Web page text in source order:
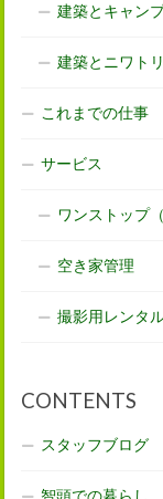
建築とキャン
建築とニワトリ
これまでの仕事
サービス
ワンストップ
空き家管理
撮影用レンタ
CONTENTS
スタッフブログ